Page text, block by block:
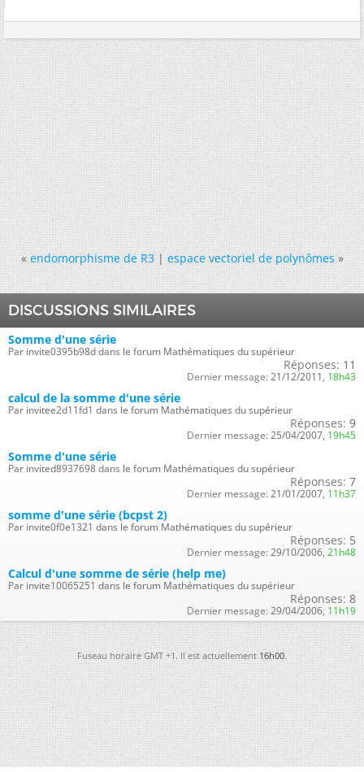
« endomorphisme de R3|espace vectoriel de polynômes »
DISCUSSIONS SIMILAIRES
Somme d'une série
Par invite0395b98d dans le forum Mathématiques du supérieur
Réponses: 11
Dernier message: 21/12/2011, 18h43
calcul de la somme d'une série
Par invitee2d11fd1 dans le forum Mathématiques du supérieur
Réponses: 9
Dernier message: 25/04/2007, 19h45
Somme d'une série
Par invited8937698 dans le forum Mathématiques du supérieur
Réponses: 7
Dernier message: 21/01/2007, 11h37
somme d'une série (bcpst 2)
Par invite0f0e1321 dans le forum Mathématiques du supérieur
Réponses: 5
Dernier message: 29/10/2006, 21h48
Calcul d'une somme de série (help me)
Par invite10065251 dans le forum Mathématiques du supérieur
Réponses: 8
Dernier message: 29/04/2006, 11h19
Fuseau horaire GMT +1. Il est actuellement16h00.